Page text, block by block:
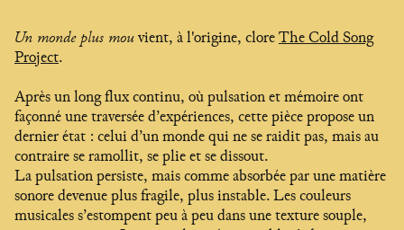
Un monde plus mouvient, à l'origine, cloreThe Cold Song
Project.
Après un long flux continu, où pulsation et mémoire ont
façonné une traversée d’expériences, cette pièce propose un
dernier état : celui d’un monde qui ne se raidit pas, mais au
contraire se ramollit, se plie et se dissout.
La pulsation persiste, mais comme absorbée par une matière
sonore devenue plus fragile, plus instable. Les couleurs
musicales s’estompent peu à peu dans une texture souple,